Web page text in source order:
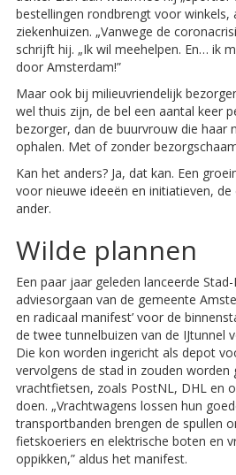
bestellingen rondbrengt voor winkels,
ziekenhuizen. „Vanwege de
schrijft hij. „Ik wil meehelpen. En… ik
door Amsterdam!”
Maar ook bij milieuvriendelijk
wel thuis zijn, de bel een aantal keer
bezorger, dan de buurvrouw die haar
ophalen. Met of zonder
Kan het anders? Ja, dat kan. Een
voor nieuwe ideeën en initiatieven,
ander.
Wilde plannen
Een paar jaar geleden lanceerde
adviesorgaan van de gemeente
en radicaal manifest’ voor de
de twee tunnelbuizen van de IJtunnel
Die kon worden ingericht als depot
vervolgens de stad in zouden worden
vrachtfietsen, zoals PostNL, DHL en
doen. „Vrachtwagens lossen hun
transportbanden brengen de spullen
fietskoeriers en elektrische boten en
oppikken,” aldus het manifest.